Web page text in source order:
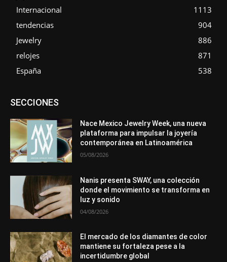
Internacional
1113
tendencias
904
Jewelry
886
relojes
871
España
538
SECCIONESAsociaciones
Entrevistas
Mundo Técnico
Novedades Opiniones
Perspectiva
Premios
Secciones Sin categoría
Sucesos
Más
Nace Mexico Jewelry Week, una nueva
plataforma para impulsar la joyería
contemporánea en Latinoamérica
05/08/2026
Nanis presenta SWAY, una colección
donde el movimiento se transforma en
luz y sonido
04/08/2026
El mercado de los diamantes de color
mantiene su fortaleza pese a la
incertidumbre global